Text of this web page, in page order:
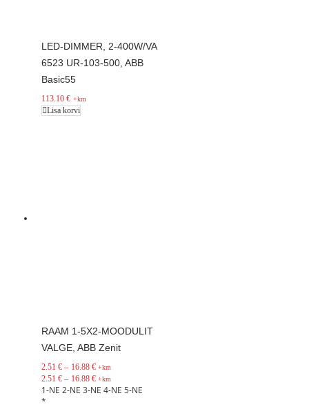
LED-DIMMER, 2-400W/VA
6523 UR-103-500, ABB
Basic55
113.10€ +km
Lisa korvi
RAAM 1-5X2-MOODULIT
VALGE, ABB Zenit
2.51€ – 16.88 € +km
2.51€ – 16.88 € +km
1-NE 2-NE 3-NE 4-NE 5-NE
*